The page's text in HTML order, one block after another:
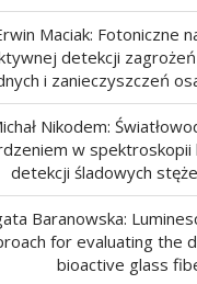
Maciak: Fotoniczne
detekcji
i zanieczyszczeń
Nikodem:
w spektroskopii
detekcji śladowych
Baranowska:
for evaluating the
bioactive glass